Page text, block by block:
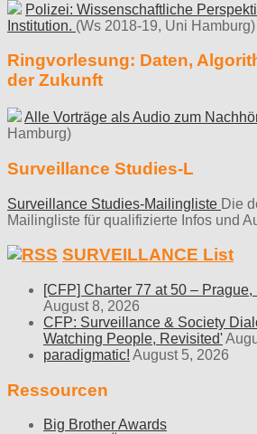
Polizei: Wissenschaftliche
Institution. (Ws 2018-19, Uni Hamburg)
Ringvorlesung: Daten,
der Zukunft
Alle Vorträge als Audio zum
Hamburg)
Surveillance Studies-L
Surveillance Studies-Mailingliste Die
Mailingliste für qualifizierte Infos und
SURVEILLANCE List
[CFP] Charter 77 at 50 –
August 8, 2026
CFP: Surveillance & Society
Watching People, Revisited'
paradigmatic! August 5, 2026
Ressourcen
Big Brother Awards